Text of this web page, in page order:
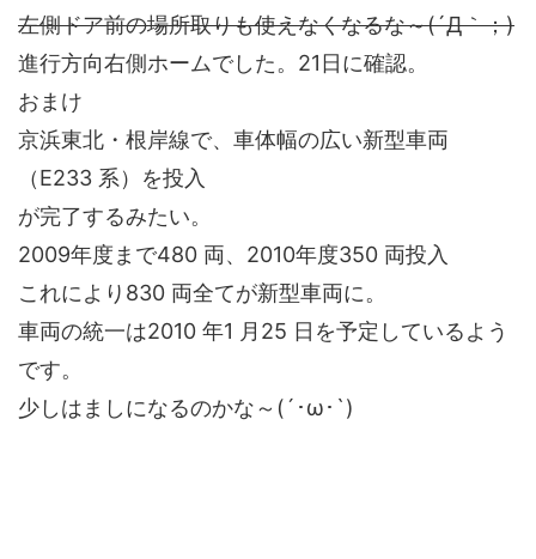
左側ドア前の場所取りも使えなくなるな～(´Д｀；)
進行方向右側ホームでした。21日に確認。
おまけ
京浜東北・根岸線で、車体幅の広い新型車両
（E233 系）を投入
が完了するみたい。
2009年度まで480 両、2010年度350 両投入
これにより830 両全てが新型車両に。
車両の統一は2010 年1 月25 日を予定しているよう
です。
少しはましになるのかな～(´･ω･`)